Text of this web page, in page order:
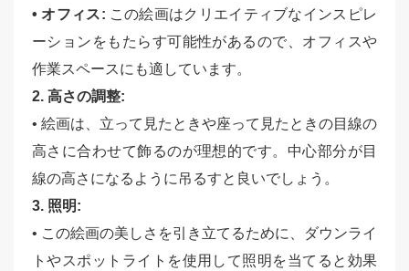
• オフィス: この絵画はクリエイティブなインスピレ
ーションをもたらす可能性があるので、オフィスや
作業スペースにも適しています。
2. 高さの調整:
• 絵画は、立って見たときや座って見たときの目線の
高さに合わせて飾るのが理想的です。中心部分が目
線の高さになるように吊るすと良いでしょう。
3. 照明:
• この絵画の美しさを引き立てるために、ダウンライ
トやスポットライトを使用して照明を当てると効果